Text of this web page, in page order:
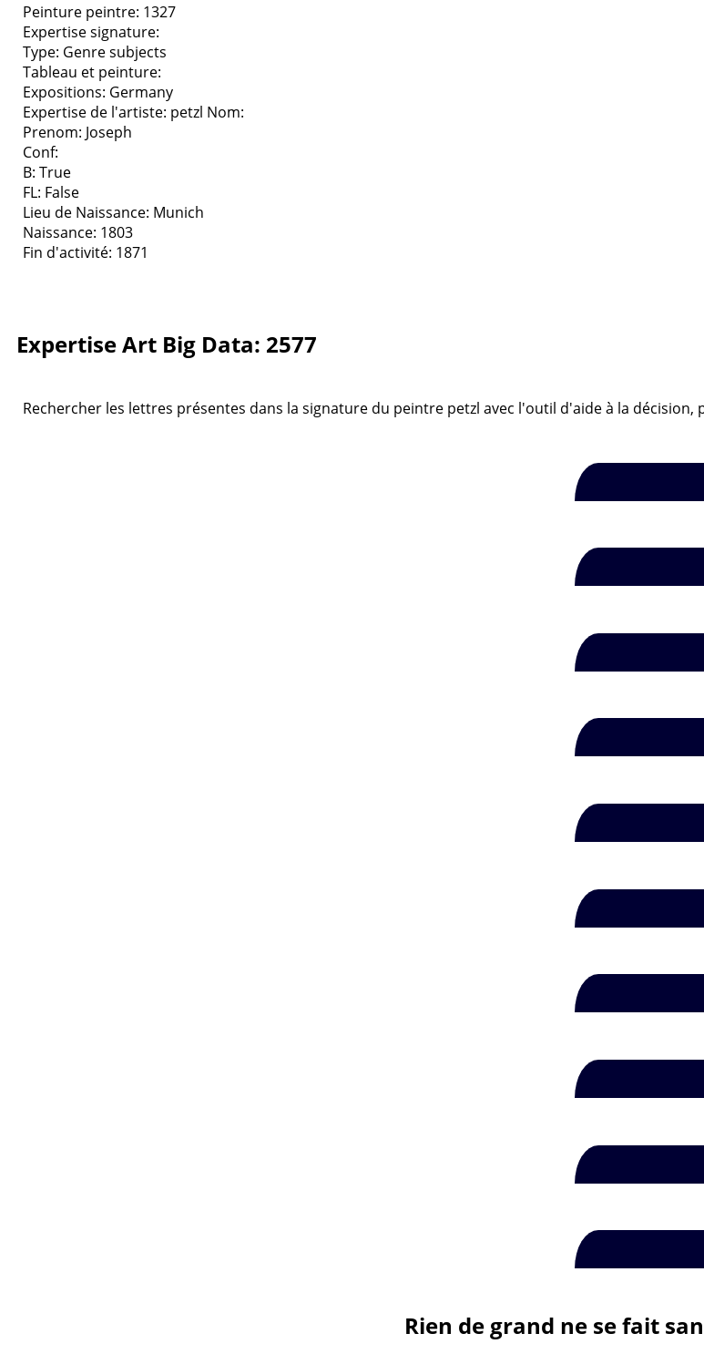
Peinture peintre: 1327
Expertise signature:
Type: Genre subjects
Tableau et peinture:
Expositions: Germany
Expertise de l'artiste: petzl Nom:
Prenom: Joseph
Conf:
B: True
FL: False
Lieu de Naissance: Munich
Naissance: 1803
Fin d'activité: 1871
Expertise Art Big Data: 2577
Rechercher les lettres présentes dans la signature du peintre petzl avec l'outil d'aide à la
Rien de grand ne se fait